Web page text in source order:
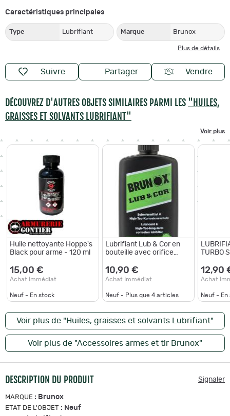
Caractéristiques principales
Type Lubrifiant Marque Brunox
Plus de détails
Suivre Partager Vendre
DÉCOUVREZ D'AUTRES OBJETS SIMILAIRES PARMI LES "HUILES,
GRAISSES ET SOLVANTS LUBRIFIANT"
Voir plus
Huile nettoyante Hoppe's
Black pour arme - 120 ml
15,00 €
Achat Immédiat
Neuf - En stock
Lubrifiant Lub & Cor en
bouteille avec orifice
100 ml
10,90 €
Achat Immédiat
Neuf - Plus que 4 articles
TURBO
12,90
Achat
Neuf - En
Voir plus de "Huiles, graisses et solvants Lubrifiant"
Voir plus de "Accessoires armes et tir Brunox"
DESCRIPTION DU PRODUIT Signaler
MARQUE : Brunox
ETAT DE L'OBJET : Neuf